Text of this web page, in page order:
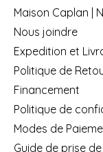
Maison Caplan |
Nous joindre
Expedition et
Politique de
Financement
Politique de
Modes de
Guide de prise